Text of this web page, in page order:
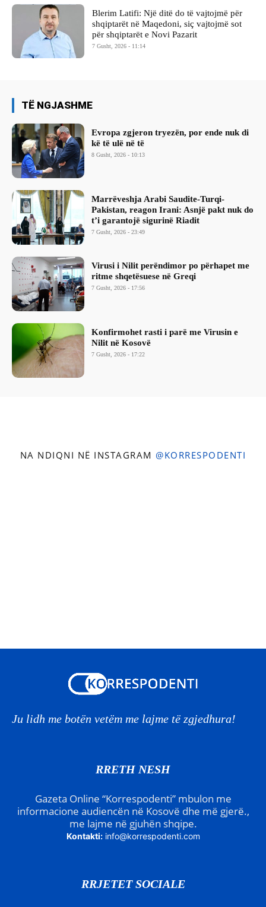
Blerim Latifi: Një ditë do të vajtojmë për
shqiptarët në Maqedoni, siç vajtojmë sot
për shqiptarët e Novi Pazarit
7 Gusht, 2026 - 11:14
TË NGJASHME
Evropa zgjeron tryezën, por ende nuk di
kë të ulë në të
8 Gusht, 2026 - 10:13
Marrëveshja Arabi Saudite-Turqi-
Pakistan, reagon Irani: Asnjë pakt nuk do
t’i garantojë sigurinë Riadit
7 Gusht, 2026 - 23:49
Virusi i Nilit perëndimor po përhapet me
ritme shqetësuese në Greqi
7 Gusht, 2026 - 17:56
Konfirmohet rasti i parë me Virusin e
Nilit në Kosovë
7 Gusht, 2026 - 17:22
NA NDIQNI NË INSTAGRAM @KORRESPODENTI
Ju lidh me botën vetëm me lajme të zgjedhura!
RRETH NESH
Gazeta Online “Korrespodenti” mbulon me
informacione audiencën në Kosovë dhe më gjerë.,
me lajme në gjuhën shqipe.
Kontakti: info@korrespodenti.com
RRJETET SOCIALE